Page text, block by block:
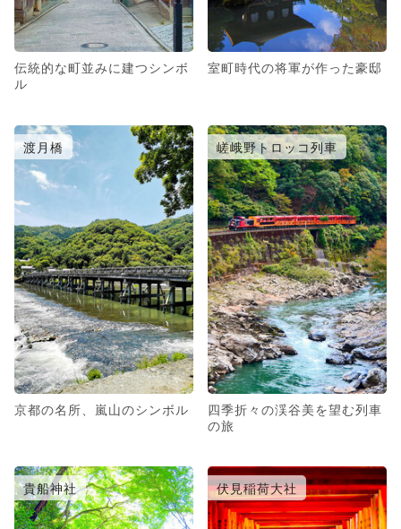
伝統的な町並みに建つシンボ
ル
室町時代の将軍が作った豪邸
渡月橋
京都の名所、嵐山のシンボル
嵯峨野トロッコ列車
四季折々の渓谷美を望む列車
の旅
貴船神社 伏見稲荷大社